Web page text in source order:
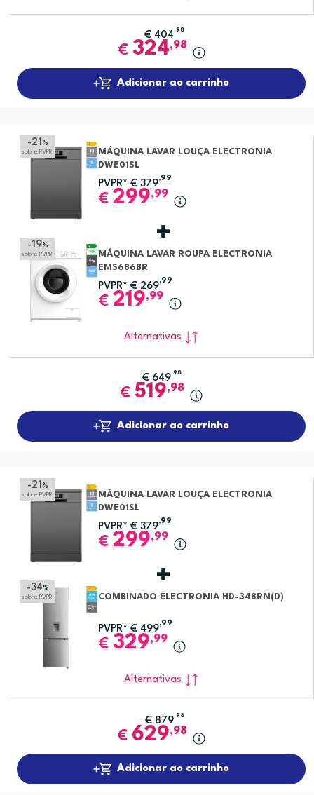
€ 404,98
€ 324,98
Adicionar ao carrinho
-21 %
sobre PVPR
MÁQUINA LAVAR LOUÇA ELECTRONIA
DWE01SL
PVPR* € 379
,99
€ 299,99
-19%
sobre PVPR
MÁQUINA LAVAR ROUPA ELECTRONIA
EMS686BR
PVPR* € 269
,99
€ 219,99
Alternativas
€ 649,98
€ 519,98
Adicionar ao carrinho
-21 %
sobre PVPR
MÁQUINA LAVAR LOUÇA ELECTRONIA
DWE01SL
PVPR* € 379
,99
€ 299,99
-34 %
sobre PVPR COMBINADO ELECTRONIA HD-348RN(D)
PVPR* € 499
,99
€ 329,99
Alternativas
€ 879,98
€ 629,98
Adicionar ao carrinho